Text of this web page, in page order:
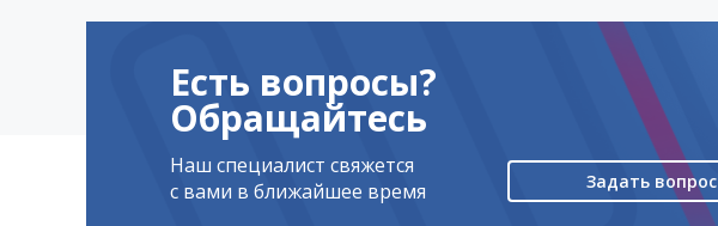
Есть вопросы?
Обращайтесь
Наш специалист свяжется
с вами в ближайшее время
Задать вопрос